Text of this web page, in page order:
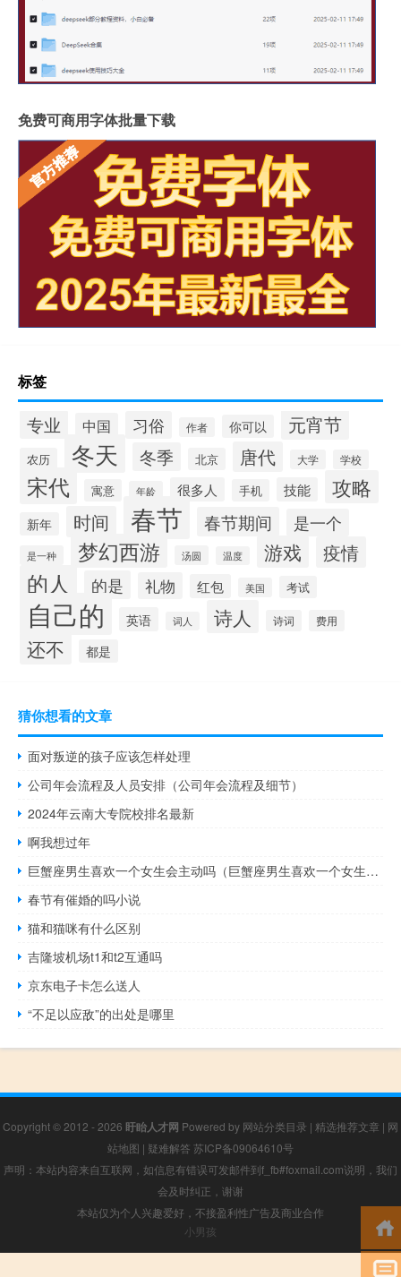
免费可商用字体批量下载
标签
专业 中国 习俗 作者 你可以 元宵节
农历 冬天 冬季 北京 唐代 大学 学校
宋代 寓意 年龄 很多人 手机 技能 攻略
新年 时间 春节 春节期间 是一个
是一种 梦幻西游 汤圆 温度 游戏 疫情
的人 的是 礼物 红包 美国 考试
自己的 英语 词人 诗人 诗词 费用
还不 都是
猜你想看的文章
面对叛逆的孩子应该怎样处理
公司年会流程及人员安排（公司年会流程及细节）
2024年云南大专院校排名最新
啊我想过年
巨蟹座男生喜欢一个女生会主动吗（巨蟹座男生喜欢一个女生的表现）
春节有催婚的吗小说
猫和猫咪有什么区别
吉隆坡机场t1和t2互通吗
京东电子卡怎么送人
“不足以应敌”的出处是哪里
Copyright © 2012 - 2026 盱眙人才网 Powered by 网站分类目录 | 精选推荐文章 | 网
站地图 | 疑难解答 苏ICP备09064610号
声明：本站内容来自互联网，如信息有错误可发邮件到f_fb#foxmail.com说明，我们
会及时纠正，谢谢
本站仅为个人兴趣爱好，不接盈利性广告及商业合作
小男孩